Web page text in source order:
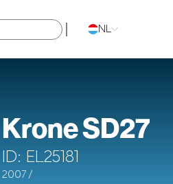
NL
Krone SD27
ID: EL25181
2007 /